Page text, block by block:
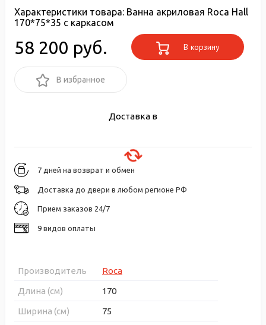
Характеристики товара: Ванна акриловая Roca Hall
170*75*35 с каркасом
58 200 руб. В корзину
В избранное
Доставка в
7 дней на возврат и обмен
Доставка до двери в любом регионе РФ
Прием заказов 24/7
9 видов оплаты
Производитель
Roca
Длина (см)
170
Ширина (см)
75